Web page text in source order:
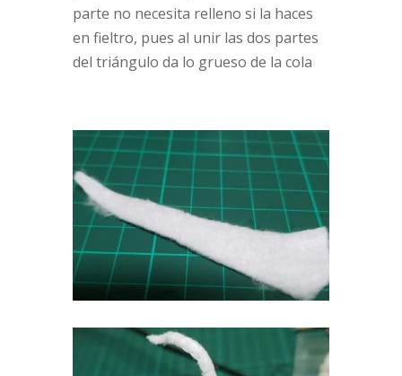
parte no necesita relleno si la haces
en fieltro, pues al unir las dos partes
del triángulo da lo grueso de la cola